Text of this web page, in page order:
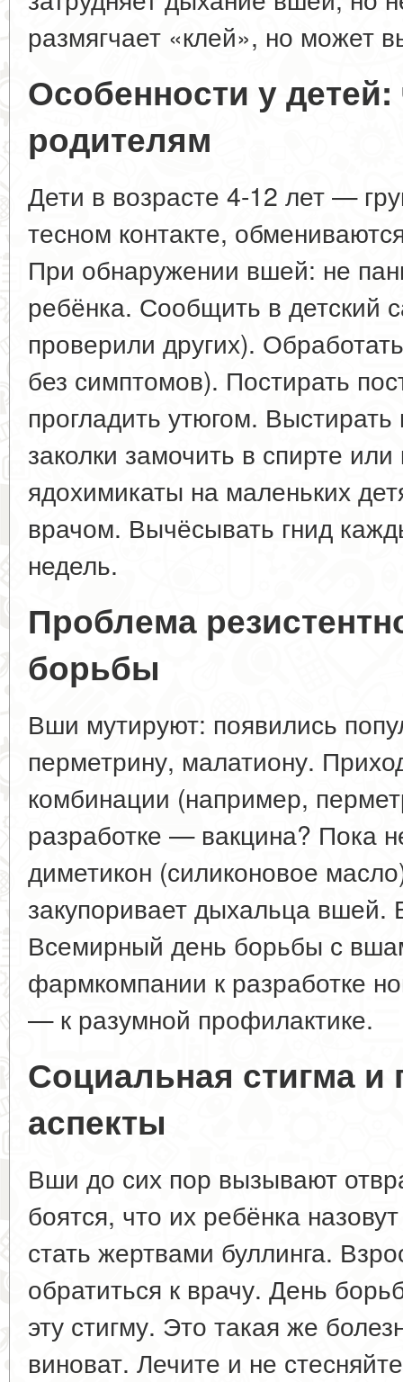
размягчает «клей», но может
Особенности у
родителям
Дети в возрасте 4-12 лет —
тесном контакте,
При обнаружении вшей: не
ребёнка. Сообщить в детский
проверили других).
без симптомов). Постирать
прогладить утюгом.
заколки замочить в спирте
ядохимикаты на маленьких
врачом. Вычёсывать гнид
недель.
Проблема
борьбы
Вши мутируют: появились
перметрину, малатиону.
комбинации (например,
разработке — вакцина? Пока
диметикон (силиконовое
закупоривает дыхальца вшей.
Всемирный день борьбы с
фармкомпании к разработке
— к разумной профилактике.
Социальная стигма и
аспекты
Вши до сих пор вызывают
боятся, что их ребёнка
стать жертвами буллинга.
обратиться к врачу. День
эту стигму. Это такая же
виноват. Лечите и не